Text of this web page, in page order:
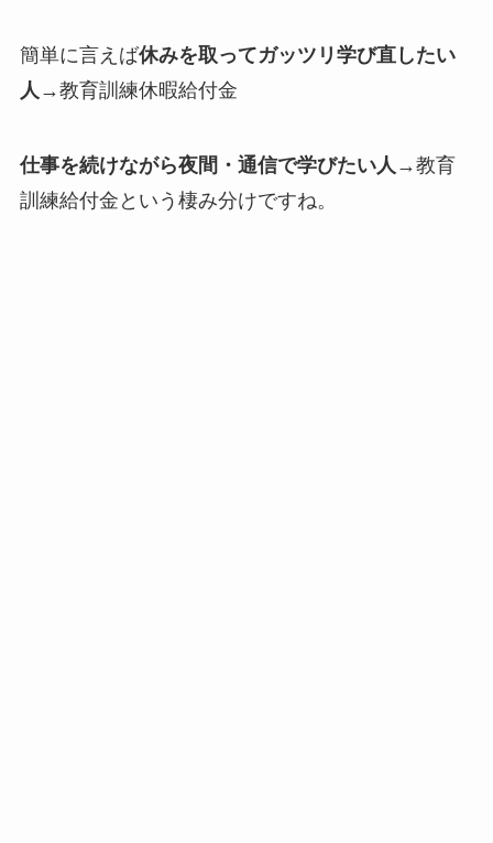
簡単に言えば休みを取ってガッツリ学び直したい
人 →教育訓練休暇給付金
仕事を続けながら夜間・通信で学びたい人 →教育
訓練給付金という棲み分けですね。